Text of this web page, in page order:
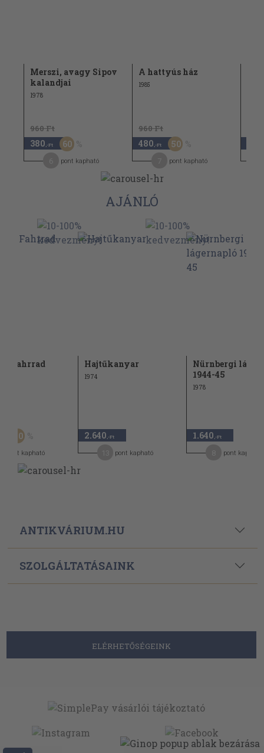
Merszi, avagy Sipov
kalandjai
1978
960 Ft
380 ,-Ft 60
pont kapható
A hattyús ház
1985
960 Ft
480 ,-Ft 50
pont kapható
AJÁNLÓ
Fahrrad
50
pont kapható
Hajtűkanyar
1974
2.640 ,-Ft
pont kapható
Nürnbergi
1944-45
1978
1.640 ,-Ft
pont kapható
ANTIKVÁRIUM.HU
SZOLGÁLTATÁSAINK
ELÉRHETŐSÉGEINK